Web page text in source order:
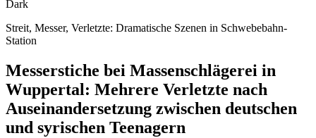
Dark
Streit, Messer, Verletzte: Dramatische Szenen in Schwebebahn-
Station
Messerstiche bei Massenschlägerei in
Wuppertal: Mehrere Verletzte nach
Auseinandersetzung zwischen deutschen
und syrischen Teenagern